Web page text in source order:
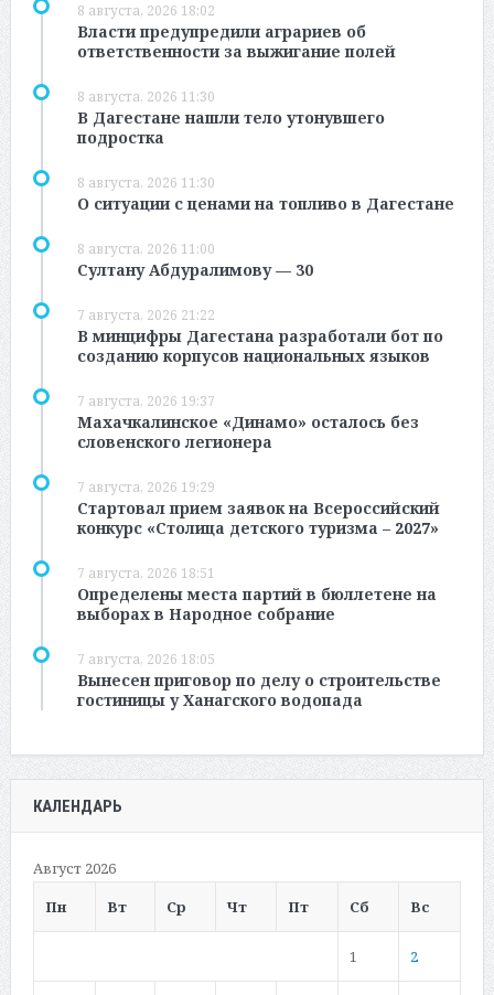
8 августа, 2026 18:02
Власти предупредили аграриев об
ответственности за выжигание полей
8 августа, 2026 11:30
В Дагестане нашли тело утонувшего
подростка
8 августа, 2026 11:30
О ситуации с ценами на топливо в Дагестане
8 августа, 2026 11:00
Султану Абдуралимову — 30
7 августа, 2026 21:22
В минцифры Дагестана разработали бот по
созданию корпусов национальных языков
7 августа, 2026 19:37
Махачкалинское «Динамо» осталось без
словенского легионера
7 августа, 2026 19:29
Стартовал прием заявок на Всероссийский
конкурс «Столица детского туризма – 2027»
7 августа, 2026 18:51
Определены места партий в бюллетене на
выборах в Народное собрание
7 августа, 2026 18:05
Вынесен приговор по делу о строительстве
гостиницы у Ханагского водопада
КАЛЕНДАРЬ
Август 2026
Пн
Вт Ср Чт Пт Сб Вс
1 2